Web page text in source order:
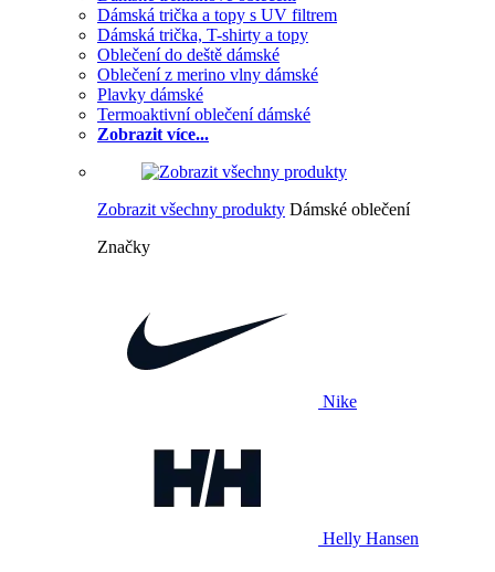
Dámská trička a topy s UV filtrem
Dámská trička, T-shirty a topy
Oblečení do deště dámské
Oblečení z merino vlny dámské
Plavky dámské
Termoaktivní oblečení dámské
Zobrazit více...
Zobrazit všechny produkty Dámské oblečení
Značky
Nike
Helly Hansen